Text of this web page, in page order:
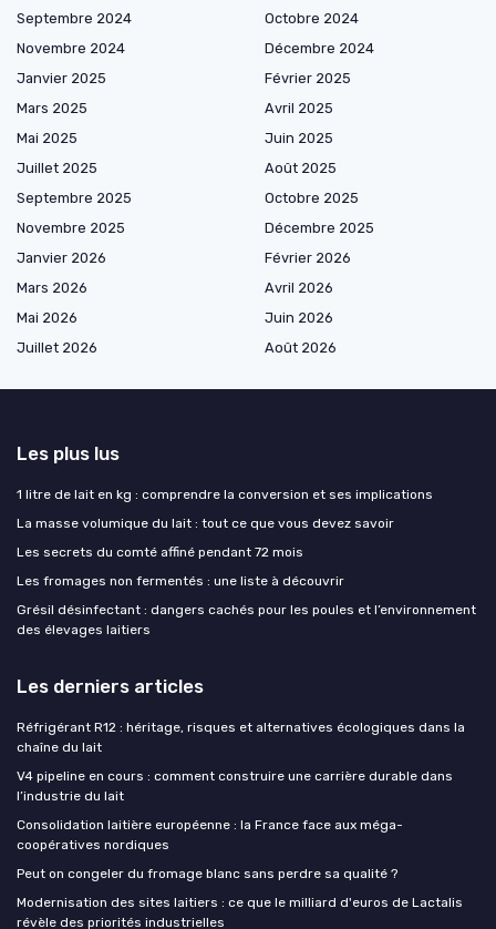
Septembre 2024
Octobre 2024
Novembre 2024
Décembre 2024
Janvier 2025
Février 2025
Mars 2025
Avril 2025
Mai 2025
Juin 2025
Juillet 2025
Août 2025
Septembre 2025
Octobre 2025
Novembre 2025
Décembre 2025
Janvier 2026
Février 2026
Mars 2026
Avril 2026
Mai 2026
Juin 2026
Juillet 2026
Août 2026
Les plus lus
1 litre de lait en kg : comprendre la conversion et ses implications
La masse volumique du lait : tout ce que vous devez savoir
Les secrets du comté affiné pendant 72 mois
Les fromages non fermentés : une liste à découvrir
Grésil désinfectant : dangers cachés pour les poules et l’environnement
des élevages laitiers
Les derniers articles
Réfrigérant R12 : héritage, risques et alternatives écologiques dans la
chaîne du lait
V4 pipeline en cours : comment construire une carrière durable dans
l’industrie du lait
Consolidation laitière européenne : la France face aux méga-
coopératives nordiques
Peut on congeler du fromage blanc sans perdre sa qualité ?
Modernisation des sites laitiers : ce que le milliard d'euros de Lactalis
révèle des priorités industrielles